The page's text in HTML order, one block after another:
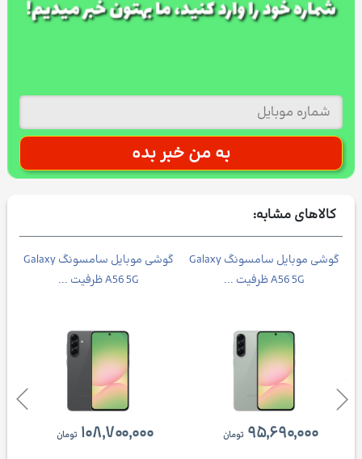
کالاهای مشابه:
گوشی موبايل سامسونگ Galaxy
A56 5G ظرفیت ...
۱۰۸,۷۰۰,۰۰۰ تومان
گوشی موبايل سامسونگ Galaxy
A56 5G ظرفیت ...
۹۵,۶۹۰,۰۰۰ تومان